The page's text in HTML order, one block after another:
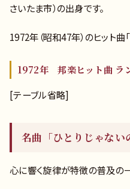
さいたま市）の出身です。
1972年（昭和47年）のヒット曲
1972年 邦楽ヒット曲 ラ
[テーブル省略]
名曲「ひとりじゃない
心に響く旋律が特徴の普及の